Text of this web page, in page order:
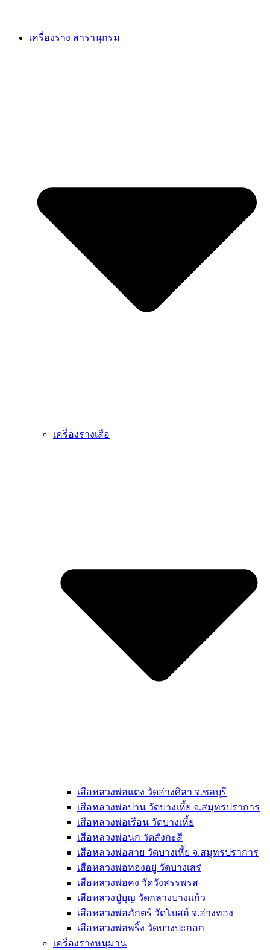
เครื่องราง สารานุกรม
เครื่องรางเสือ
เสือหลวงพ่อแตง วัดอ่างศิลา จ.ชลบุรี
เสือหลวงพ่อปาน วัดบางเหี้ย จ.สมุทรปราการ
เสือหลวงพ่อเรือน วัดบางเหี้ย
เสือหลวงพ่อนก วัดสังกะสี
เสือหลวงพ่อสาย วัดบางเหี้ย จ.สมุทรปราการ
เสือหลวงพ่อทองอยู่ วัดบางเสร่
เสือหลวงพ่อคง วัดวังสรรพรส
เสือหลวงปู่บุญ วัดกลางบางแก้ว
เสือหลวงพ่อภักตร์ วัดโบสถ์ จ.อ่างทอง
เสือหลวงพ่อพริ้ง วัดบางปะกอก
เครื่องรางหนุมาน